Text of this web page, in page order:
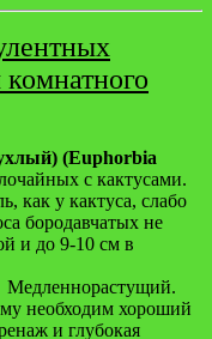
(Euphorbia
с кактусами.
как у кактуса, слабо
бородавчатых не
и до 9-10 см в
необходим хороший
и глубокая